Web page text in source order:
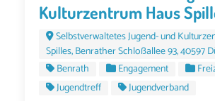
Kulturzentrum Haus
Selbstverwaltetes Jugend- und
Spilles, Benrather Schloßallee 93, 40597
Benrath
Engagement
Jugendtreff
Jugendverband